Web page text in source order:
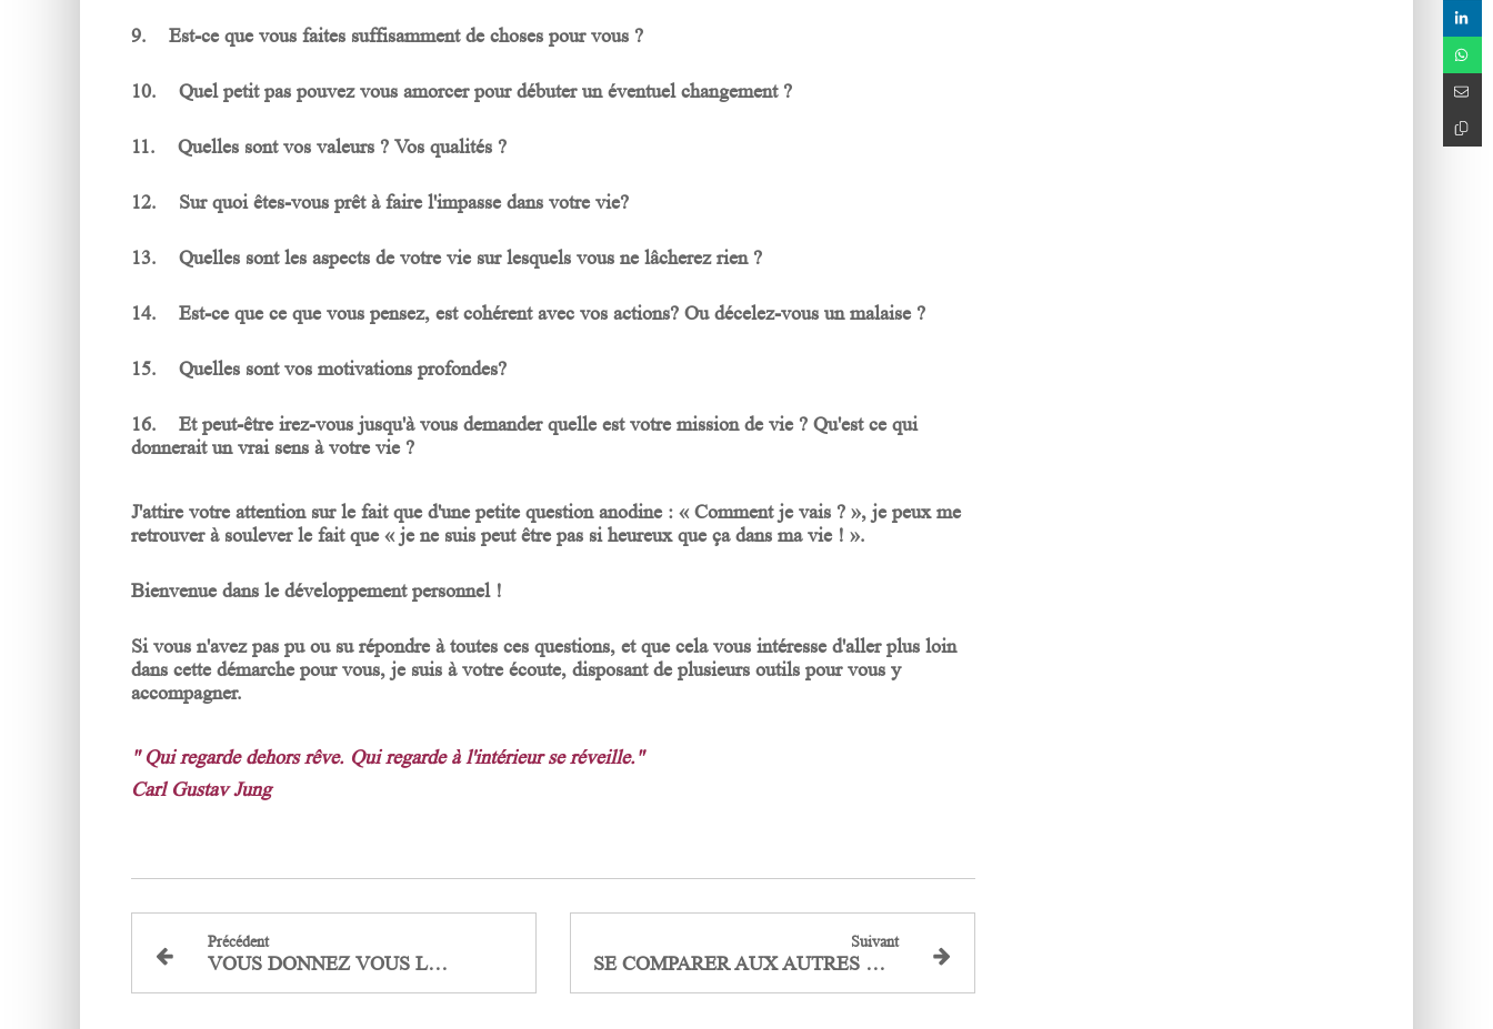
9. Est-ce que vous faites suffisamment de choses pour vous ?
10. Quel petit pas pouvez vous amorcer pour débuter un éventuel changement ?
11. Quelles sont vos valeurs ? Vos qualités ?
12. Sur quoi êtes-vous prêt à faire l'impasse dans votre vie?
13. Quelles sont les aspects de votre vie sur lesquels vous ne lâcherez rien ?
14. Est-ce que ce que vous pensez, est cohérent avec vos actions? Ou décelez-vous un malaise ?
15. Quelles sont vos motivations profondes?
16. Et peut-être irez-vous jusqu'à vous demander quelle est votre mission de vie ? Qu'est ce qui
donnerait un vrai sens à votre vie ?
J'attire votre attention sur le fait que d'une petite question anodine : « Comment je vais ? », je peux me
retrouver à soulever le fait que « je ne suis peut être pas si heureux que ça dans ma vie ! ».
Bienvenue dans le développement personnel !
Si vous n'avez pas pu ou su répondre à toutes ces questions, et que cela vous intéresse d'aller plus loin
dans cette démarche pour vous, je suis à votre écoute, disposant de plusieurs outils pour vous y
accompagner.
" Qui regarde dehors rêve. Qui regarde à l'intérieur se réveille."
Carl Gustav Jung
Précédent
VOUS DONNEZ VOUS LE DROIT DE "FAIRE" CE QUE VOUS VOULEZ ET D"ÊTRE" QUI VOUS VOULEZ?
Suivant
SE COMPARER AUX AUTRES BIEN OU PAS ?